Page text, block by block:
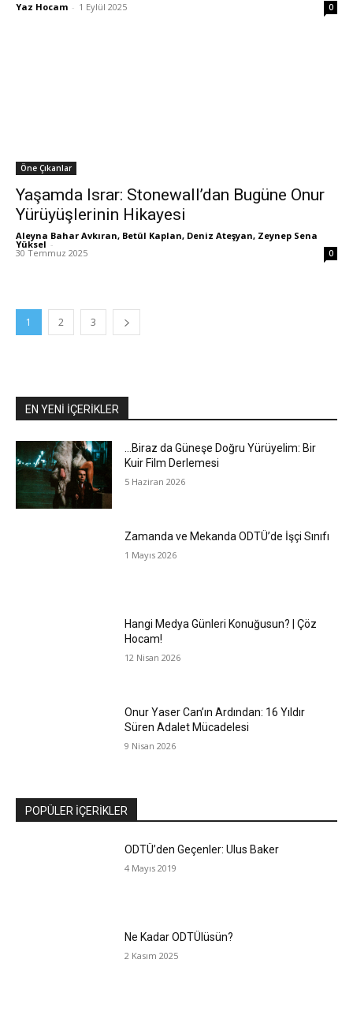
Yaz Hocam - 1 Eylül 2025 0
Öne Çıkanlar
Yaşamda Israr: Stonewall’dan Bugüne Onur
Yürüyüşlerinin Hikayesi
Aleyna Bahar Avkıran, Betül Kaplan, Deniz Ateşyan, Zeynep Sena
Yüksel -
30 Temmuz 2025 0
1 2 3
EN YENİ İÇERİKLER
…Biraz da Güneşe Doğru Yürüyelim: Bir
Kuir Film Derlemesi
5 Haziran 2026
Zamanda ve Mekanda ODTÜ’de İşçi Sınıfı
1 Mayıs 2026
Hangi Medya Günleri Konuğusun? | Çöz
Hocam!
12 Nisan 2026
Onur Yaser Can’ın Ardından: 16 Yıldır
Süren Adalet Mücadelesi
9 Nisan 2026
POPÜLER İÇERİKLER
ODTÜ’den Geçenler: Ulus Baker
4 Mayıs 2019
Ne Kadar ODTÜlüsün?
2 Kasım 2025